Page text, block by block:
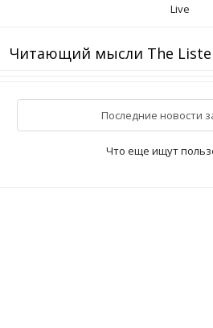
Live
Читающий мысли The
Последние новости
Что еще ищут